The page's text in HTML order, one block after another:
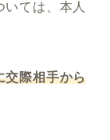
ては、本人
交際相手から